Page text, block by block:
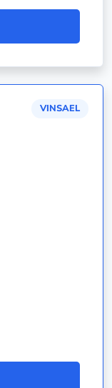
VINSAEL